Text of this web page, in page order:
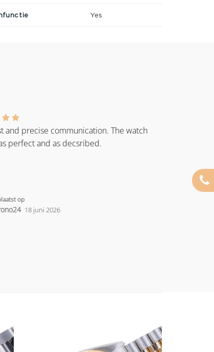
Yes
and precise communication. The watch
perfect and as decsribed.
op
18 juni 2026
Add to
wishlist